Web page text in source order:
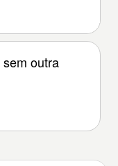
outra